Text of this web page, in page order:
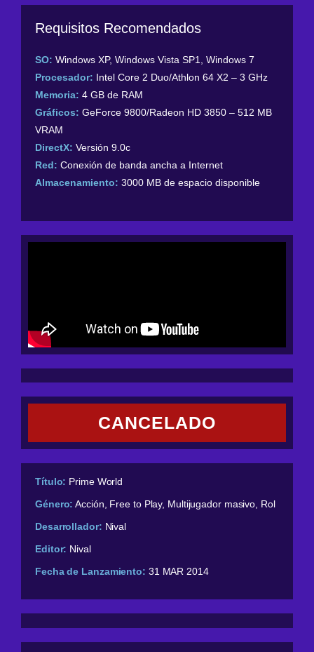
Requisitos Recomendados
SO: Windows XP, Windows Vista SP1, Windows 7
Procesador: Intel Core 2 Duo/Athlon 64 X2 – 3 GHz
Memoria: 4 GB de RAM
Gráficos: GeForce 9800/Radeon HD 3850 – 512 MB
VRAM
DirectX: Versión 9.0c
Red: Conexión de banda ancha a Internet
Almacenamiento: 3000 MB de espacio disponible
CANCELADO
Título: Prime World
Género: Acción, Free to Play, Multijugador masivo, Rol
Desarrollador: Nival
Editor: Nival
Fecha de Lanzamiento: 31 MAR 2014